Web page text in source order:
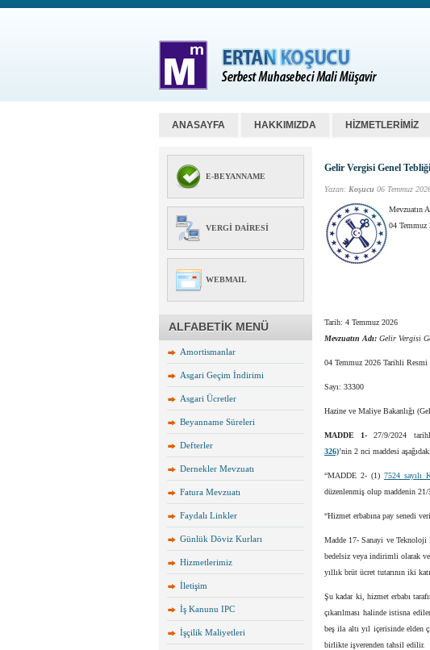
ANASAYFA HAKKIMIZDA HİZMETLERİMİZ
E-BEYANNAME
VERGI DAIRESI
WEBMAIL
ALFABETİK MENÜ
Amortismanlar
Asgari Geçim İndirimi
Asgari Ücretler
Beyanname Süreleri
Defterler
Dernekler Mevzuatı
Fatura Mevzuatı
Faydalı Linkler
Günlük Döviz Kurları
Hizmetlerimiz
İletişim
İş Kanunu IPC
İşçilik Maliyetleri
Gelir Vergisi Genel
Yazan: Koşucu 06 Temmuz
Mevzuatın
04 Temmuz
Tarih: 4 Temmuz 2026
Mevzuatın Adı: Gelir Vergisi
04 Temmuz 2026 Tarihli Resmi
Sayı: 33300
Hazine ve Maliye Bakanlığı
MADDE 1- 27/9/2024
326)’nin 2 nci maddesi
“MADDE 2- (1) 7524 sayılı
düzenlenmiş olup maddenin
“Hizmet erbabına pay senedi
Madde 17- Sanayi ve Teknoloji
bedelsiz veya indirimli olarak
yıllık brüt ücret tutarının iki
Şu kadar ki, hizmet erbabı
çıkarılması halinde istisna
beş ila altı yıl içerisinde elden
birlikte işverenden tahsil edilir.